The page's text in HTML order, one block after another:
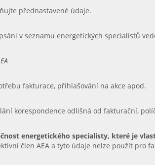
přednastavené údaje.
v seznamu energetických specialistů
fakturace, přihlašování na akce apod.
korespondence odlišná od fakturační,
energetického specialisty, které je
člen AEA a tyto údaje nelze použít pro